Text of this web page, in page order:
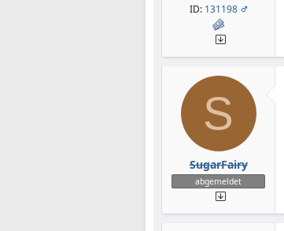
ID: 131198
S
SugarFairy
abgemeldet